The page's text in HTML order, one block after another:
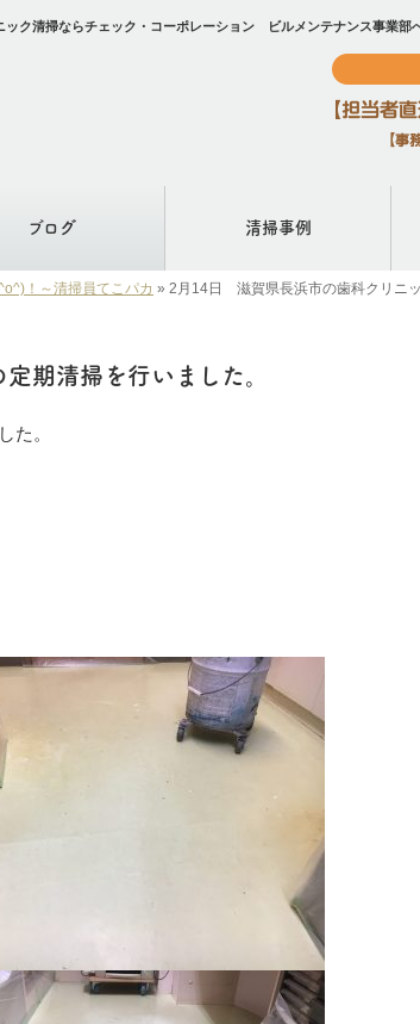
ク清掃ならチェック・コーポレーション ビルメンテナンス事業部
ブログ 清掃事例
！～清掃員てこパカ » 2月14日 滋賀県長浜市の歯科クリニッ
期清掃を行いました。
た。